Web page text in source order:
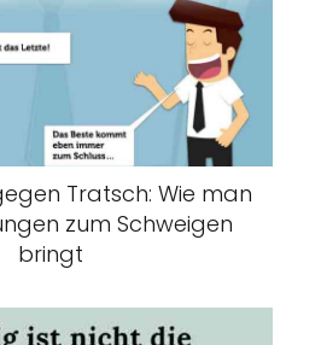
Tratsch: Wie man
zum Schweigen
bringt